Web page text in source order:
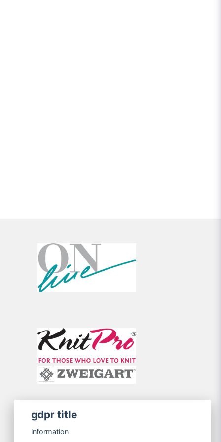
gdpr title
information